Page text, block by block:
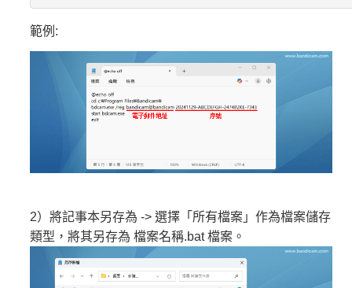
範例:
2）將記事本另存為 -> 選擇「所有檔案」作為檔案儲存
類型，將其另存為 檔案名稱.bat 檔案。